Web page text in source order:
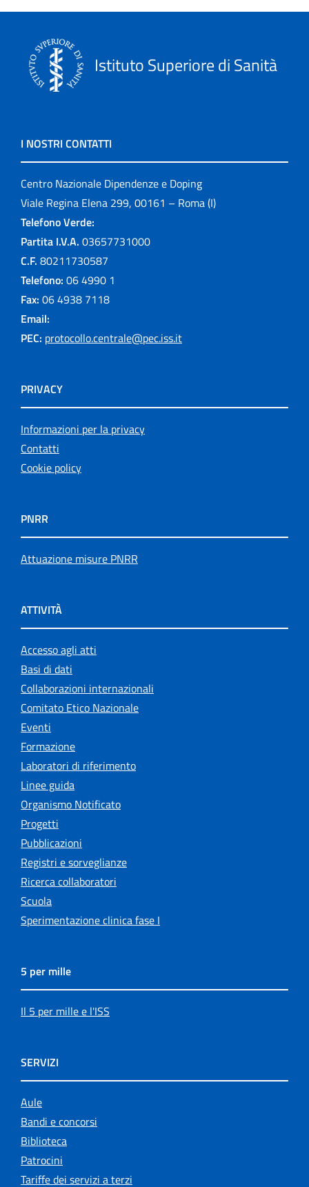
Istituto Superiore di Sanità
I NOSTRI CONTATTI
Centro Nazionale Dipendenze e Doping
Viale Regina Elena 299, 00161 – Roma (I)
Telefono Verde:
Partita I.V.A. 03657731000
C.F. 80211730587
Telefono: 06 4990 1
Fax: 06 4938 7118
Email:
PEC: protocollo.centrale@pec.iss.it
PRIVACY
Informazioni per la privacy
Contatti
Cookie policy
PNRR
Attuazione misure PNRR
ATTIVITÀ
Accesso agli atti
Basi di dati
Collaborazioni internazionali
Comitato Etico Nazionale
Eventi
Formazione
Laboratori di riferimento
Linee guida
Organismo Notificato
Progetti
Pubblicazioni
Registri e sorveglianze
Ricerca collaboratori
Scuola
Sperimentazione clinica fase I
5 per mille
Il 5 per mille e l'ISS
SERVIZI
Aule
Bandi e concorsi
Biblioteca
Patrocini
Tariffe dei servizi a terzi